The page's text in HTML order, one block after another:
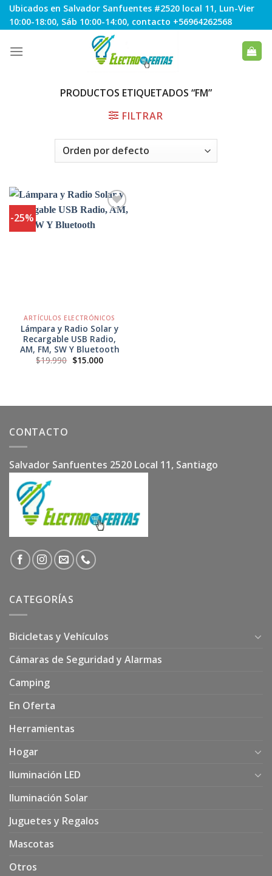
Skip
to
Ubicados en Salvador Sanfuentes #2520 local 11, Lun-Vier
10:00-18:00, Sáb 10:00-14:00, contacto +56964262568
PRODUCTOS ETIQUETADOS “FM”
FILTRAR
-25%
ARTÍCULOS ELECTRÓNICOS
Lámpara y Radio Solar y
Recargable USB Radio,
AM, FM, SW Y Bluetooth
$19.990 El
precio
$15.000El
precio
CONTACTO
Salvador Sanfuentes 2520 Local 11, Santiago
CATEGORÍAS
Bicicletas y Vehículos
Cámaras de Seguridad y Alarmas
Camping
En Oferta
Herramientas
Hogar
Iluminación LED
Iluminación Solar
Juguetes y Regalos
Mascotas
Otros